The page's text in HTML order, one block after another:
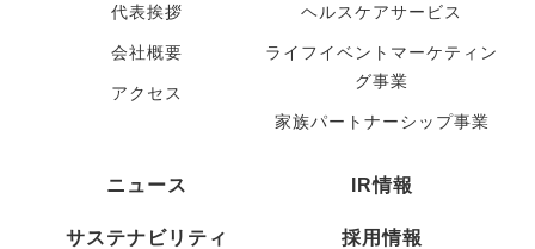
代表挨拶
会社概要
アクセス
ヘルスケアサービス
ライフイベントマーケティン
グ事業
家族パートナーシップ事業
ニュース IR情報
サステナビリティ 採用情報